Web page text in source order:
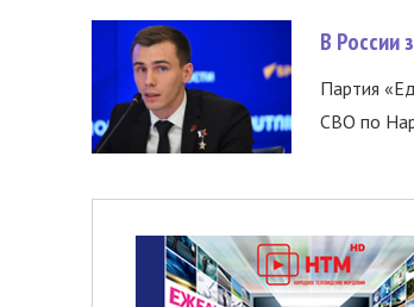
В России
Партия
СВО по